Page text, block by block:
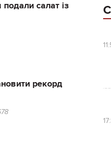
салат із
рекорд